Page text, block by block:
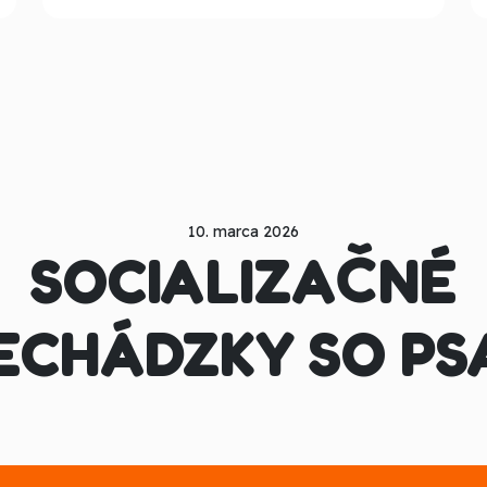
10. marca 2026
SOCIALIZAČNÉ
SO